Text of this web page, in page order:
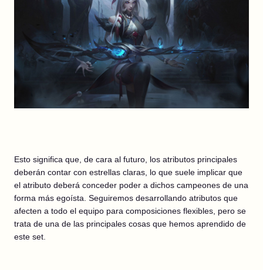
Esto significa que, de cara al futuro, los atributos principales
deberán contar con estrellas claras, lo que suele implicar que
el atributo deberá conceder poder a dichos campeones de una
forma más egoísta. Seguiremos desarrollando atributos que
afecten a todo el equipo para composiciones flexibles, pero se
trata de una de las principales cosas que hemos aprendido de
este set.